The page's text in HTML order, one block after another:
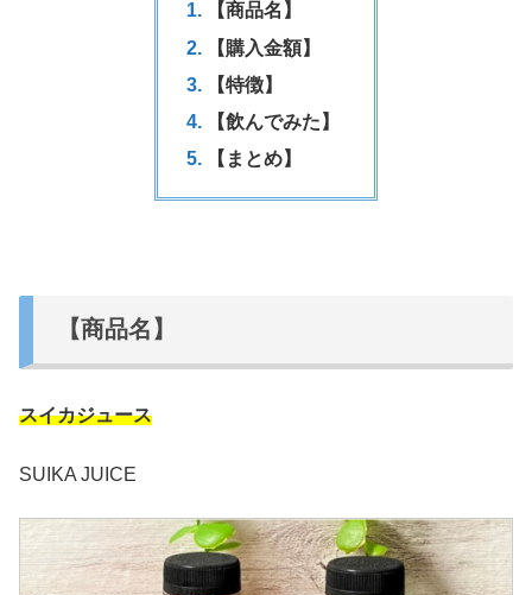
【商品名】
【購入金額】
【特徴】
【飲んでみた】
【まとめ】
【商品名】
スイカジュース
SUIKA JUICE